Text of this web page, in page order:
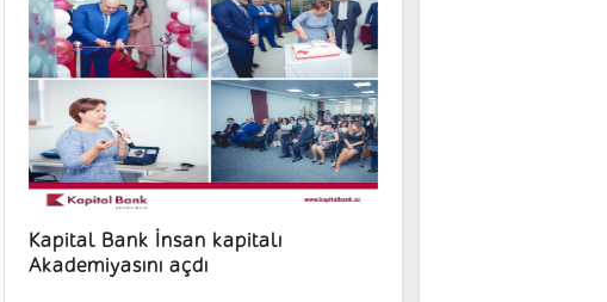
Kapital Bank İnsan kapitalı
Akademiyasını açdı